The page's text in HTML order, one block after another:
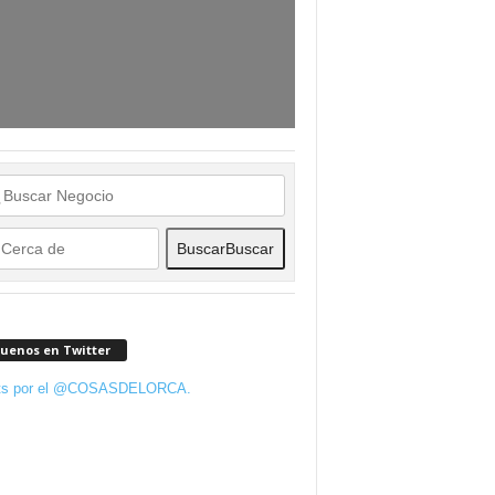
BuscarBuscar
en Twitter
por el @COSASDELORCA.